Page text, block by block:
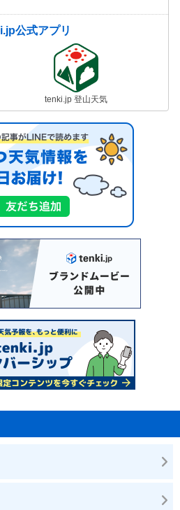
公式アプリ
tenki.jp 登山天気